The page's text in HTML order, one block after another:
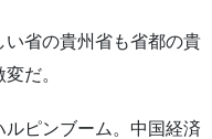
省の貴州省も省都の貴
だ。
ピンブーム。中国経済